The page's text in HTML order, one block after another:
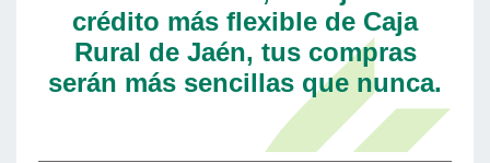
crédito más flexible de Caja
Rural de Jaén, tus compras
serán más sencillas que nunca.